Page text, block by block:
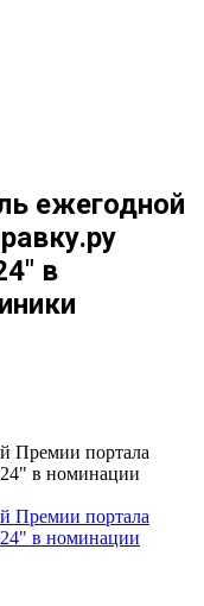
ежегодной
в
Премии портала
в номинации